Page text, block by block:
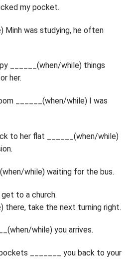
my pocket.
Minh was studying, he often
______(when/while) things
her.
______(when/while) I was
to her flat ______(when/while)
while) waiting for the bus.
to a church.
there, take the next turning right.
while) you arrives.
_______ you back to your